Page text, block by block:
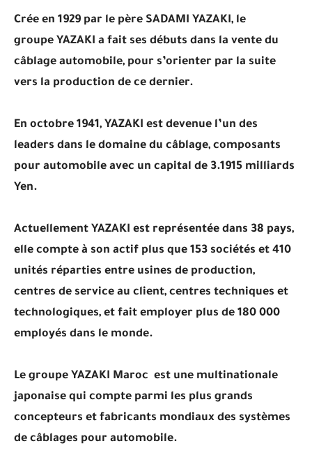
Crée en 1929 par le père SADAMI YAZAKI, le
groupe YAZAKI a fait ses débuts dans la vente du
câblage automobile, pour s’orienter par la suite
vers la production de ce dernier.
En octobre 1941, YAZAKI est devenue l’un des
leaders dans le domaine du câblage, composants
pour automobile avec un capital de 3.1915 milliards
Yen.
Actuellement YAZAKI est représentée dans 38 pays,
elle compte à son actif plus que 153 sociétés et 410
unités réparties entre usines de production,
centres de service au client, centres techniques et
technologiques, et fait employer plus de 180 000
employés dans le monde.
Le groupe YAZAKI Maroc est une multinationale
japonaise qui compte parmi les plus grands
concepteurs et fabricants mondiaux des systèmes
de câblages pour automobile.